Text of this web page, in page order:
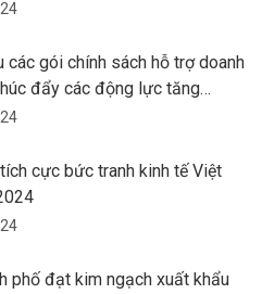
các gói chính sách hỗ trợ doanh
đẩy các động lực tăng
cực bức tranh kinh tế Việt
phố đạt kim ngạch xuất khẩu